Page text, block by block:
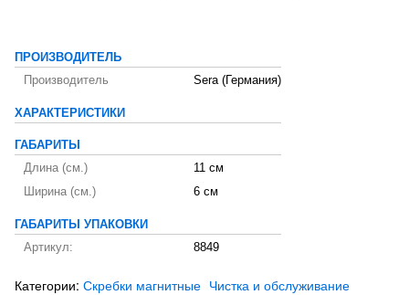
ПРОИЗВОДИТЕЛЬ
Производитель
Sera (Германия)
ХАРАКТЕРИСТИКИ
ГАБАРИТЫ
Длина (см.)
11 см
Ширина (см.)
6 см
ГАБАРИТЫ УПАКОВКИ
Артикул:
8849
Категории: Скребки магнитные Чистка и обслуживание